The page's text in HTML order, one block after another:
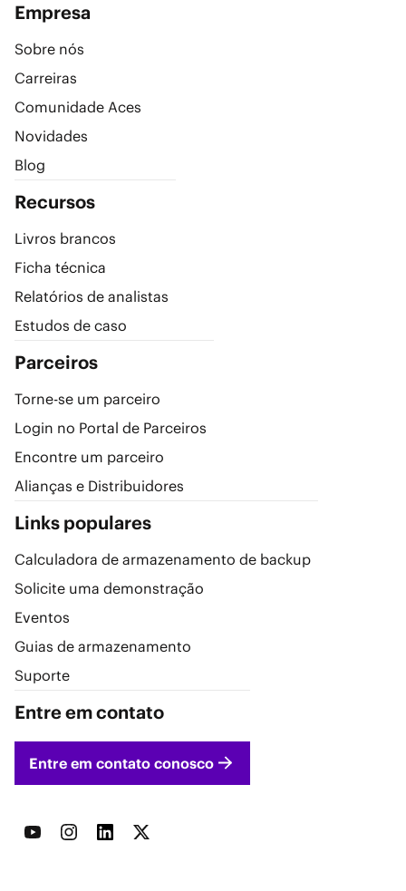
Empresa
Sobre nós
Carreiras
Comunidade Aces
Novidades
Blog
Recursos
Livros brancos
Ficha técnica
Relatórios de analistas
Estudos de caso
Parceiros
Torne-se um parceiro
Login no Portal de Parceiros
Encontre um parceiro
Alianças e Distribuidores
Links populares
Calculadora de armazenamento de backup
Solicite uma demonstração
Eventos
Guias de armazenamento
Suporte
Entre em contato
Entre em contato conosco